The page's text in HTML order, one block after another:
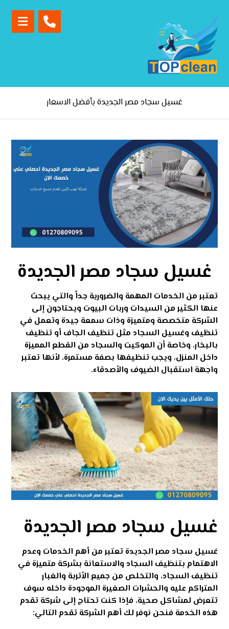
غسيل سجاد مصر الجديدة بأفضل الاسعار
غسيل سجاد مصر الجديدة
تعتبر من الخدمات المهمة والضرورية جداً والتي يبحث
عنها الكثير من السيدات وربات البيوت ويحتاجون إلى
الشركة متخصصة ومتميزة وذات سمعة جيدة وتعمل في
تنظيف وغسيل السجاد مثل تنظيف الجاف أو تنظيف
بالبخار، وخاصة أن الموكيت والسجاد من القطع المميزة
داخل المنزل، ويجب تنظيفها بصفة مستمرة، لأنها تعتبر
واجهة استقبال الضيوف والأصدقاء.
غسيل سجاد مصر الجديدة
غسيل سجاد مصر الجديدة تعتبر من أهم الخدمات وعدم
الاهتمام بتنظيف السجاد والاستعانة بشركة متميزة في
تنظيف السجاد، والتخلص من جميع الأتربة والغبار
المتراكم عليه والحشرات الصغيرة الموجودة داخله سوف
تتعرض لمشاكل صحية، فإذا كنت تحتاج إلى شركة تقدم
هذه الخدمة فنحن نوفر لك أهم الشركة تقدم التالي: